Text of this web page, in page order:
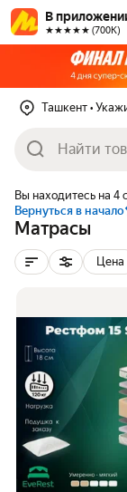
В
★★★★★ (700К)
Ташкент •
Вы находитесь на 4
Вернуться в начало
Матрасы
Цена